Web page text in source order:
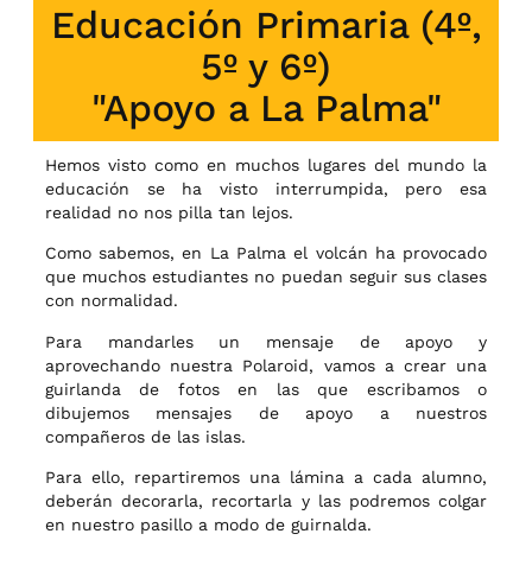
Educación Primaria (4º,
5º y 6º)
"Apoyo a La Palma"
Hemos visto como en muchos lugares del mundo la
educación se ha visto interrumpida, pero esa
realidad no nos pilla tan lejos.
Como sabemos, en La Palma el volcán ha provocado
que muchos estudiantes no puedan seguir sus clases
con normalidad.
Para mandarles un mensaje de apoyo y
aprovechando nuestra Polaroid, vamos a crear una
guirlanda de fotos en las que escribamos o
dibujemos mensajes de apoyo a nuestros
compañeros de las islas.
Para ello, repartiremos una lámina a cada alumno,
deberán decorarla, recortarla y las podremos colgar
en nuestro pasillo a modo de guirnalda.